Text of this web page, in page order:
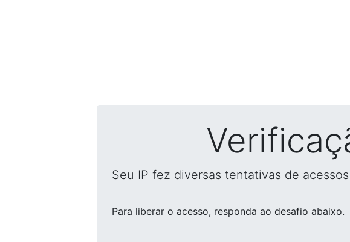
Seu IP fez diversas tentativas de
Para liberar o acesso, responda ao desafio abaixo.